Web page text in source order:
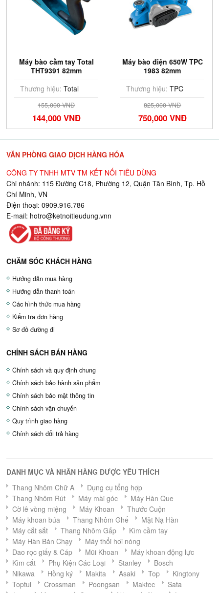
Máy bào cầm tay Total
THT9391 82mm
Thương hiệu: Total
155,000 VNĐ
144,000 VNĐ
Máy bào điện 650W TPC
1983 82mm
Thương hiệu: TPC
825,000 VNĐ
750,000 VNĐ
VĂN PHÒNG GIAO DỊCH HÀNG HÓA
CÔNG TY TNHH MTV TM KẾT NỐI TIÊU DÙNG
Chi nhánh: 115 Đường C18, Phường 12, Quận Tân Bình, Tp. Hồ
Chí Minh, VN
Điện thoại: 0909.916.786
E-mail: hotro@ketnoitieudung.vnn
CHĂM SÓC KHÁCH HÀNG
Hướng dẫn mua hàng
Hướng dẫn thanh toán
Các hình thức mua hàng
Kiểm tra đơn hàng
Sơ đồ đường đi
CHÍNH SÁCH BÁN HÀNG
Chính sách và quy định chung
Chính sách bảo hành sản phẩm
Chính sách bảo mật thông tin
Chính sách vận chuyển
Quy trình giao hàng
Chính sách đổi trả hàng
DANH MỤC VÀ NHÃN HÀNG ĐƯỢC YÊU THÍCH
Thang Nhôm Chữ A
Dụng cụ tổng hợp
Thang Nhôm Rút
Máy mài góc
Máy Hàn Que
Cờ lê vòng miệng
Máy Khoan
Thước Cuộn
Máy khoan búa
Thang Nhôm Ghế
Mặt Nạ Hàn
Máy cắt sắt
Thang Nhôm Gấp
Kìm cầm tay
Máy Hàn Bán Chạy
Máy thổi hơi nóng
Dao rọc giấy & Cáp
Mũi Khoan
Máy khoan động lực
Kìm cắt
Phụ Kiện Các Loại Stanley
Bosch
Nikawa
Hồng ký Makita Asaki Top
Kingtony
Toptul
Crossman Poongsan Maktec
Sata